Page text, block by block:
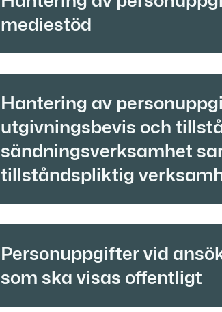
mediestöd
Hantering av
utgivningsbevis och
sändningsverksamhet
tillståndspliktig
Personuppgifter vid
som ska visas offentligt